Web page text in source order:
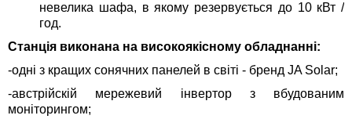
невелика шафа, в якому резервується до 10 кВт /
год.
Станція виконана на високоякісному обладнанні:
-одні з кращих сонячних панелей в світі - бренд JA Solar;
-австрійскій мережевий інвертор з вбудованим
моніторингом;